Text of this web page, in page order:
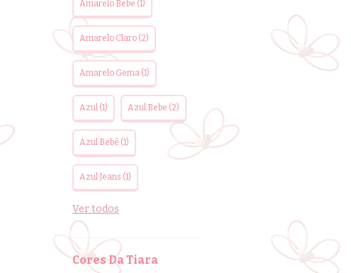
Amarelo Bebe (1)
Amarelo Claro (2)
Amarelo Gema (1)
Azul (1) Azul Bebe (2)
Azul Bebê (1)
Azul Jeans (1)
Ver todos
Cores Da Tiara